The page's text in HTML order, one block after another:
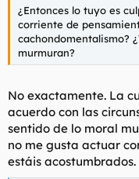
¿Entonces lo tuyo es
corriente de
cachondomentalismo?
murmuran?
No exactamente. La
acuerdo con las
sentido de lo moral
no me gusta actuar
estáis acostumbrados.